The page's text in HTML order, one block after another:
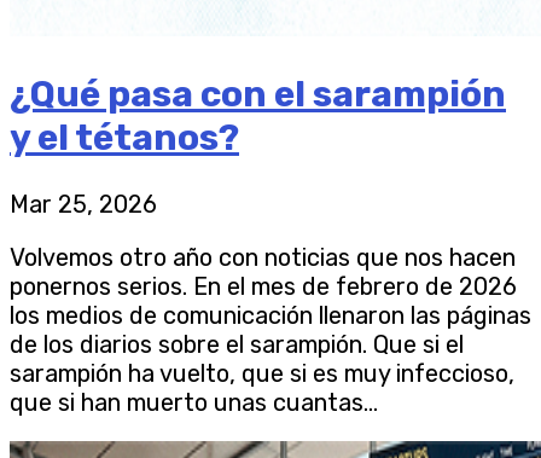
¿Qué pasa con el sarampión
y el tétanos?
Mar 25, 2026
Volvemos otro año con noticias que nos hacen
ponernos serios. En el mes de febrero de 2026
los medios de comunicación llenaron las páginas
de los diarios sobre el sarampión. Que si el
sarampión ha vuelto, que si es muy infeccioso,
que si han muerto unas cuantas...